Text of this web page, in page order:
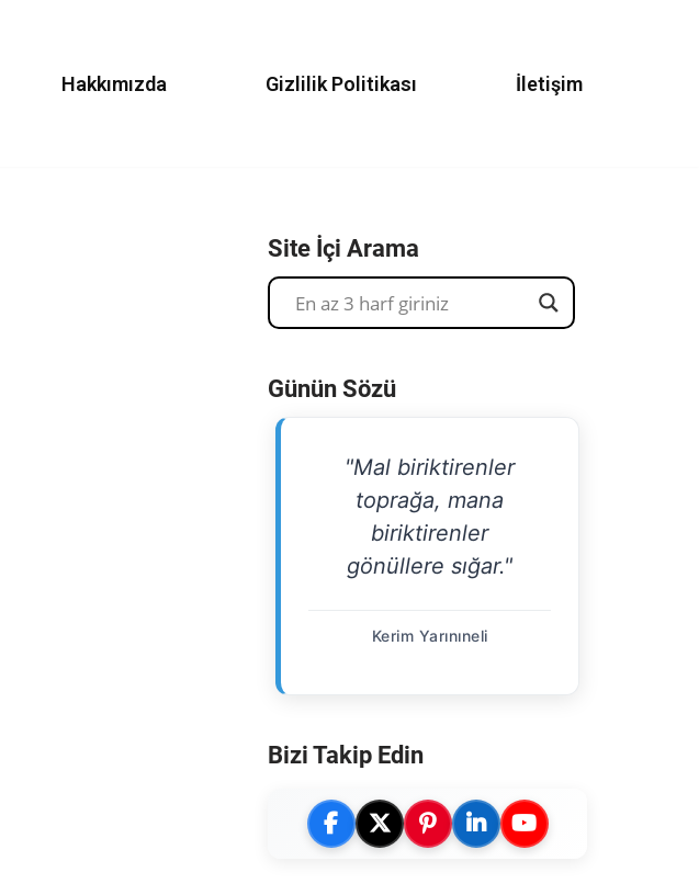
Hakkımızda Gizlilik Politikası İletişim
Site İçi Arama
Günün Sözü
"Mal biriktirenler
toprağa, mana
biriktirenler
gönüllere sığar."
Kerim Yarınıneli
Bizi Takip Edin